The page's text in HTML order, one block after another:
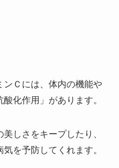
ンＣには、体内の機能や
化作用」があります。
しさをキープしたり、
を予防してくれます。